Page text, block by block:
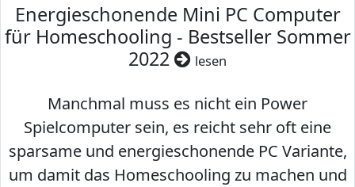
Energieschonende Mini PC Computer
für Homeschooling - Bestseller Sommer
2022
lesen
Manchmal muss es nicht ein Power
Spielcomputer sein, es reicht sehr oft eine
sparsame und energieschonende PC Variante,
um damit das Homeschooling zu machen und